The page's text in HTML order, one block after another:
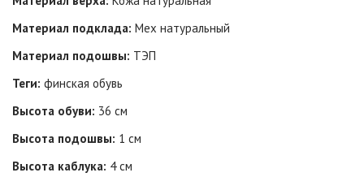
Материал подклада: Мех натуральный
Материал подошвы: ТЭП
Теги: финская обувь
Высота обуви: 36 см
Высота подошвы: 1 см
Высота каблука: 4 см